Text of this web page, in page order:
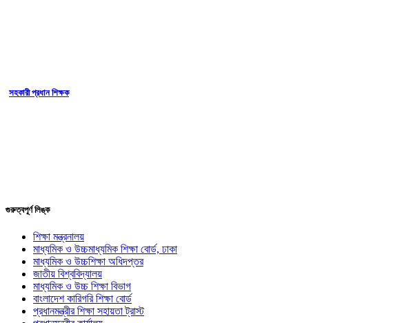
সহকারী প্রধান শিক্ষক
গুরুত্বপূর্ণ লিঙ্ক
শিক্ষা মন্ত্রনালয়
মাধ্যমিক ও উচ্চমাধ্যমিক শিক্ষা বোর্ড, ঢাকা
মাধ্যমিক ও উচ্চশিক্ষা অধিদপ্তর
জাতীয় বিশ্ববিদ্যালয়
মাধ্যমিক ও উচ্চ শিক্ষা বিভাগ
বাংলাদেশ কারিগরি শিক্ষা বোর্ড
প্রধানমন্ত্রীর শিক্ষা সহায়তা ট্রাস্ট